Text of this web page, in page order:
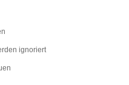
ignoriert